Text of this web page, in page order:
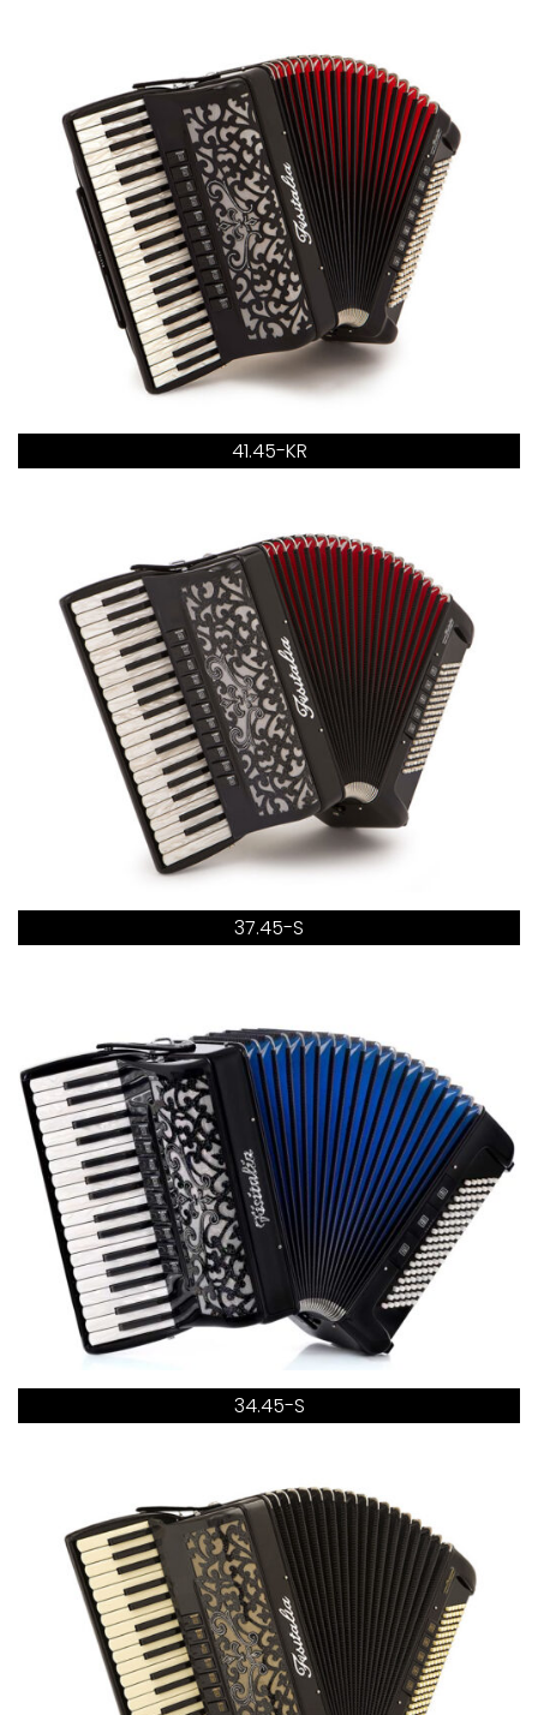
41.45-KR
37.45-S
34.45-S